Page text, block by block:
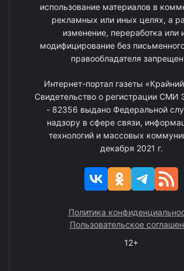
использование материалов в
рекламных или иных целях, а
изменение, переработка или
модифицирование без
правообладателя
Интернет-портал газеты
Свидетельство о регистрации
- 82356 выдано Федеральной
надзору в сфере связи,
технологий и массовых
декабря 2021 г.
Политика
Пользовательское
12+